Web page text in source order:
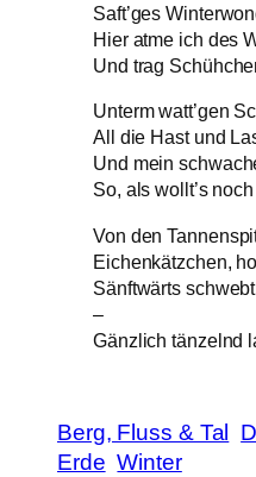
Saft’ges
Hier atme ich des
Und trag
Unterm watt’gen
All die Hast und
Und mein
So, als wollt’s
Von den
Eichenkätzchen,
Sänftwärts
–
Gänzlich tänzelnd
Berg, Fluss & Tal
Erde Winter